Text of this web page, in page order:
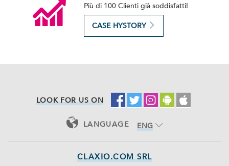
Più di 100 Clienti già soddisfatti!
CASE HYSTORY
LOOK FOR US ON
LANGUAGE
ENG
CLAXIO.COM SRL